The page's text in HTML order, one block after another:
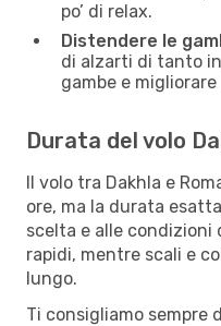
po’ di relax.
Distendere le
di alzarti di tanto
gambe e
Durata del volo
Il volo tra Dakhla e
ore, ma la durata
scelta e alle condizioni
rapidi, mentre scali e
lungo.
Ti consigliamo sempre